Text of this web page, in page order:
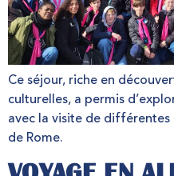
Ce séjour, riche en
culturelles, a permis
avec la visite de
de Rome.